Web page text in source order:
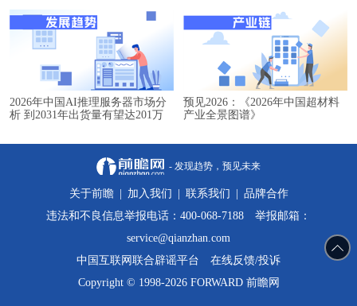
2026年中国AI推理服务器市场分
析 到2031年出货量有望达201万
预见2026：《2026年中国超材料
产业全景图谱》
- 发现趋势，预见未来
关于前瞻 加入我们 联系我们
品牌合作
违法和不良信息举报电话：400-068-7188 举报邮箱：
service@qianzhan.com
中国互联网联合辟谣平台
在线反馈/投诉
Copyright © 1998-2026 FORWARD 前瞻网